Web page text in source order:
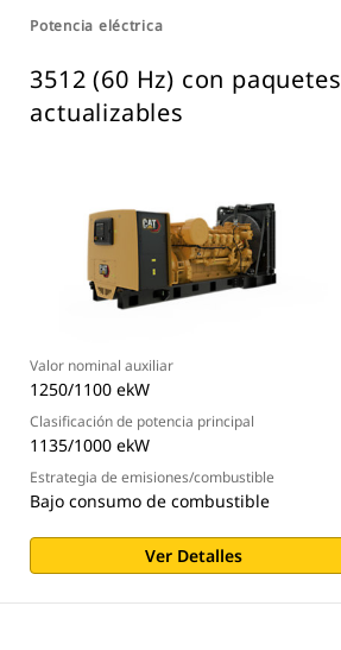
Potencia eléctrica
3512 (60 Hz) con paquetes
actualizables
Valor nominal auxiliar
1250/1100 ekW
Clasificación de potencia principal
1135/1000 ekW
Estrategia de emisiones/combustible
Bajo consumo de combustible
Ver Detalles